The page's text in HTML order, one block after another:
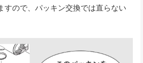
すので、パッキン交換では直らない